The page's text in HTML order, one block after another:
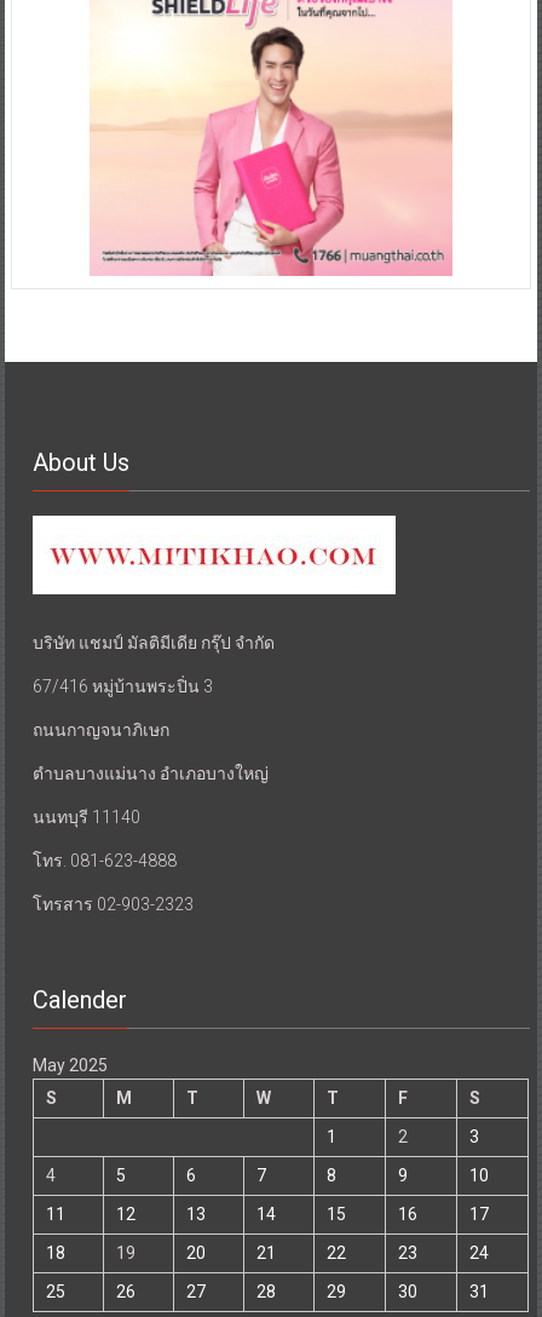
About Us
บริษัท แชมป์ มัลติมีเดีย กรุ๊ป จำกัด
67/416 หมู่บ้านพระปิ่น 3
ถนนกาญจนาภิเษก
ตำบลบางแม่นาง อำเภอบางใหญ่
นนทบุรี 11140
โทร. 081-623-4888
โทรสาร 02-903-2323
Calender
May 2025
S
M T W T F
S
1
2
3
4
5 6 7 8 9
10
11
12 13 14 15 16
17
18
19 20 21 22 23
24
25
26 27 28 29 30 31